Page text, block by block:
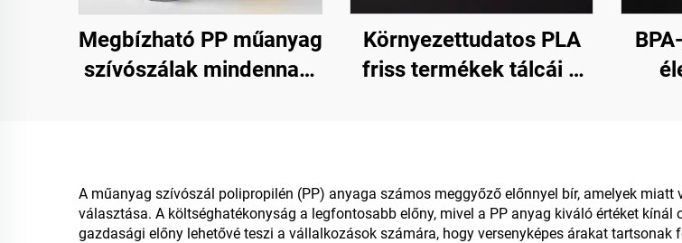
Megbízható PP műanyag
szívószálak mindennapi
Környezettudatos PLA
friss termékek tálcái –
A műanyag szívószál polipropilén (PP) anyaga számos meggyőző előnnyel bír, amelyek
választása. A költséghatékonyság a legfontosabb előny, mivel a PP anyag kiváló értéket
gazdasági előny lehetővé teszi a vállalkozások számára, hogy versenyképes árakat